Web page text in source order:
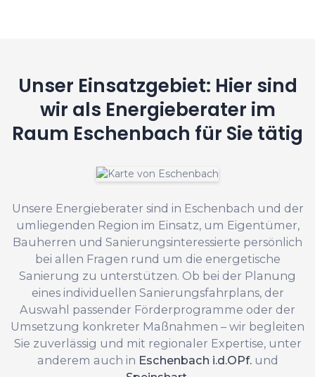
Unser Einsatzgebiet: Hier sind
wir als Energieberater im
Raum Eschenbach für Sie tätig
Unsere Energieberater sind in Eschenbach und der
umliegenden Region im Einsatz, um Eigentümer,
Bauherren und Sanierungsinteressierte persönlich
bei allen Fragen rund um die energetische
Sanierung zu unterstützen. Ob bei der Planung
eines individuellen Sanierungsfahrplans, der
Auswahl passender Förderprogramme oder der
Umsetzung konkreter Maßnahmen – wir begleiten
Sie zuverlässig und mit regionaler Expertise, unter
anderem auch in Eschenbach i.d.OPf.und